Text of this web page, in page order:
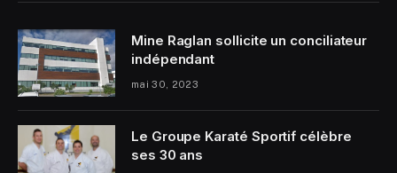
Mine Raglan sollicite un conciliateur
indépendant
mai 30, 2023
Le Groupe Karaté Sportif célèbre
ses 30 ans